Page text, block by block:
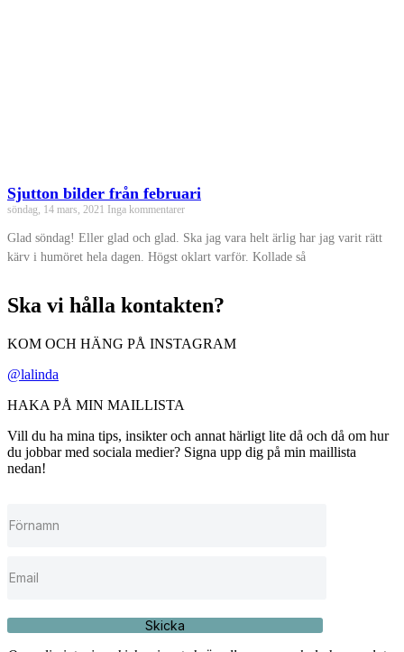
Sjutton bilder från februari
söndag, 14 mars, 2021 Inga kommentarer
Glad söndag! Eller glad och glad. Ska jag vara helt ärlig har jag varit rätt
kärv i humöret hela dagen. Högst oklart varför. Kollade så
Ska vi hålla kontakten?
KOM OCH HÄNG PÅ INSTAGRAM
@lalinda
HAKA PÅ MIN MAILLISTA
Vill du ha mina tips, insikter och annat härligt lite då och då om hur
du jobbar med sociala medier? Signa upp dig på min maillista
nedan!
Skicka